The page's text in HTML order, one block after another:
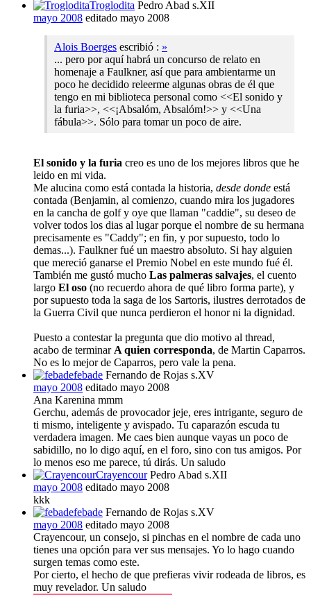
Troglodita Pedro Abad s.XII
mayo 2008 editado mayo 2008
Alois Boerges escribió : »
... pero por aquí habrá un concurso de relato en
homenaje a Faulkner, así que para ambientarme un
poco he decidido releerme algunas obras de él que
tengo en mi biblioteca personal como <<El sonido y
la furia>>, <<¡Absalóm, Absalóm!>> y <<Una
fábula>>. Sólo para tomar un poco de aire.
El sonido y la furia creo es uno de los mejores libros que he
leido en mi vida.
Me alucina como está contada la historia, desde donde está
contada (Benjamin, al comienzo, cuando mira los jugadores
en la cancha de golf y oye que llaman "caddie", su deseo de
volver todos los dias al lugar porque el nombre de su hermana
precisamente es "Caddy"; en fin, y por supuesto, todo lo
demas...). Faulkner fué un maestro absoluto. Si hay alguien
que mereció ganarse el Premio Nobel en este mundo fué él.
También me gustó mucho Las palmeras salvajes, el cuento
largo El oso (no recuerdo ahora de qué libro forma parte), y
por supuesto toda la saga de los Sartoris, ilustres derrotados de
la Guerra Civil que nunca perdieron el honor ni la dignidad.
Puesto a contestar la pregunta que dio motivo al thread,
acabo de terminar A quien corresponda, de Martin Caparros.
No es lo mejor de Caparros, pero vale la pena.
febade Fernando de Rojas s.XV
mayo 2008 editado mayo 2008
Ana Karenina mmm
Gerchu, además de provocador jeje, eres intrigante, seguro de
ti mismo, inteligente y avispado. Tu caparazón escuda tu
verdadera imagen. Me caes bien aunque vayas un poco de
sabidillo, no lo digo aquí, en el foro, sino con tus amigos. Por
lo menos eso me parece, tú dirás. Un saludo
Crayencour Pedro Abad s.XII
mayo 2008 editado mayo 2008
kkk
febade Fernando de Rojas s.XV
mayo 2008 editado mayo 2008
Crayencour, un consejo, si pinchas en el nombre de cada uno
tienes una opción para ver sus mensajes. Yo lo hago cuando
surgen temas como este.
Por cierto, el hecho de que prefieras vivir rodeada de libros, es
muy revelador. Un saludo